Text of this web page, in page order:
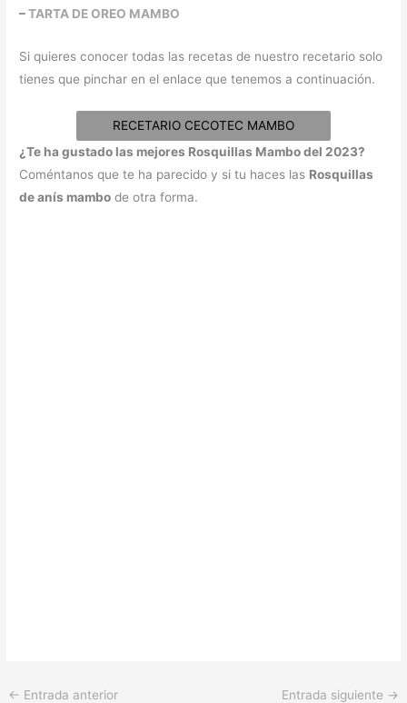
–TARTA DE OREO MAMBO
Si quieres conocer todas las recetas de nuestro recetario solo
tienes que pinchar en el enlace que tenemos a continuación.
RECETARIO CECOTEC MAMBO
¿Te ha gustado las mejores Rosquillas Mambo del 2023?
Coméntanos que te ha parecido y si tu haces las Rosquillas
de anís mambo de otra forma.
← Entrada anterior Entrada siguiente →